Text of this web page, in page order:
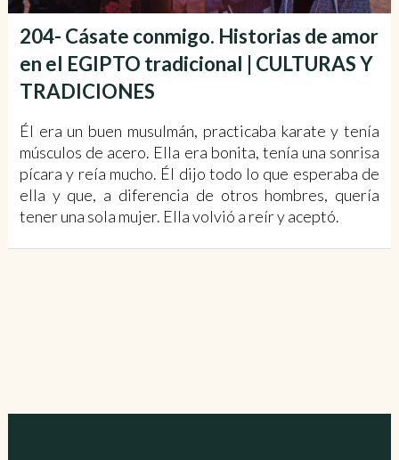
204- Cásate conmigo. Historias de amor
en el EGIPTO tradicional | CULTURAS Y
TRADICIONES
Él era un buen musulmán, practicaba karate y tenía
músculos de acero. Ella era bonita, tenía una sonrisa
pícara y reía mucho. Él dijo todo lo que esperaba de
ella y que, a diferen­cia de otros hombres, quería
tener una sola mujer. Ella volvió a reír y aceptó.